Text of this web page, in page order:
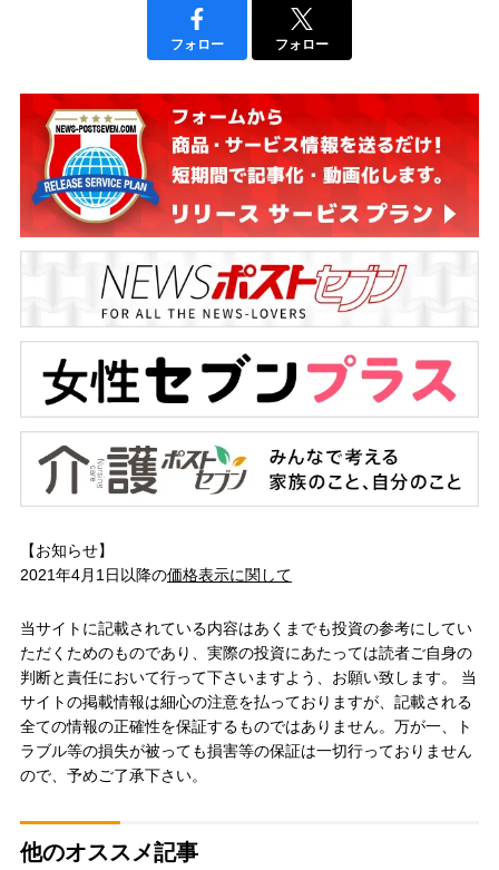
フォロー フォロー
【お知らせ】
2021年4月1日以降の価格表示に関して
当サイトに記載されている内容はあくまでも投資の参考にしてい
ただくためのものであり、実際の投資にあたっては読者ご自身の
判断と責任において行って下さいますよう、お願い致します。 当
サイトの掲載情報は細心の注意を払っておりますが、記載される
全ての情報の正確性を保証するものではありません。万が一、ト
ラブル等の損失が被っても損害等の保証は一切行っておりません
ので、予めご了承下さい。
他のオススメ記事